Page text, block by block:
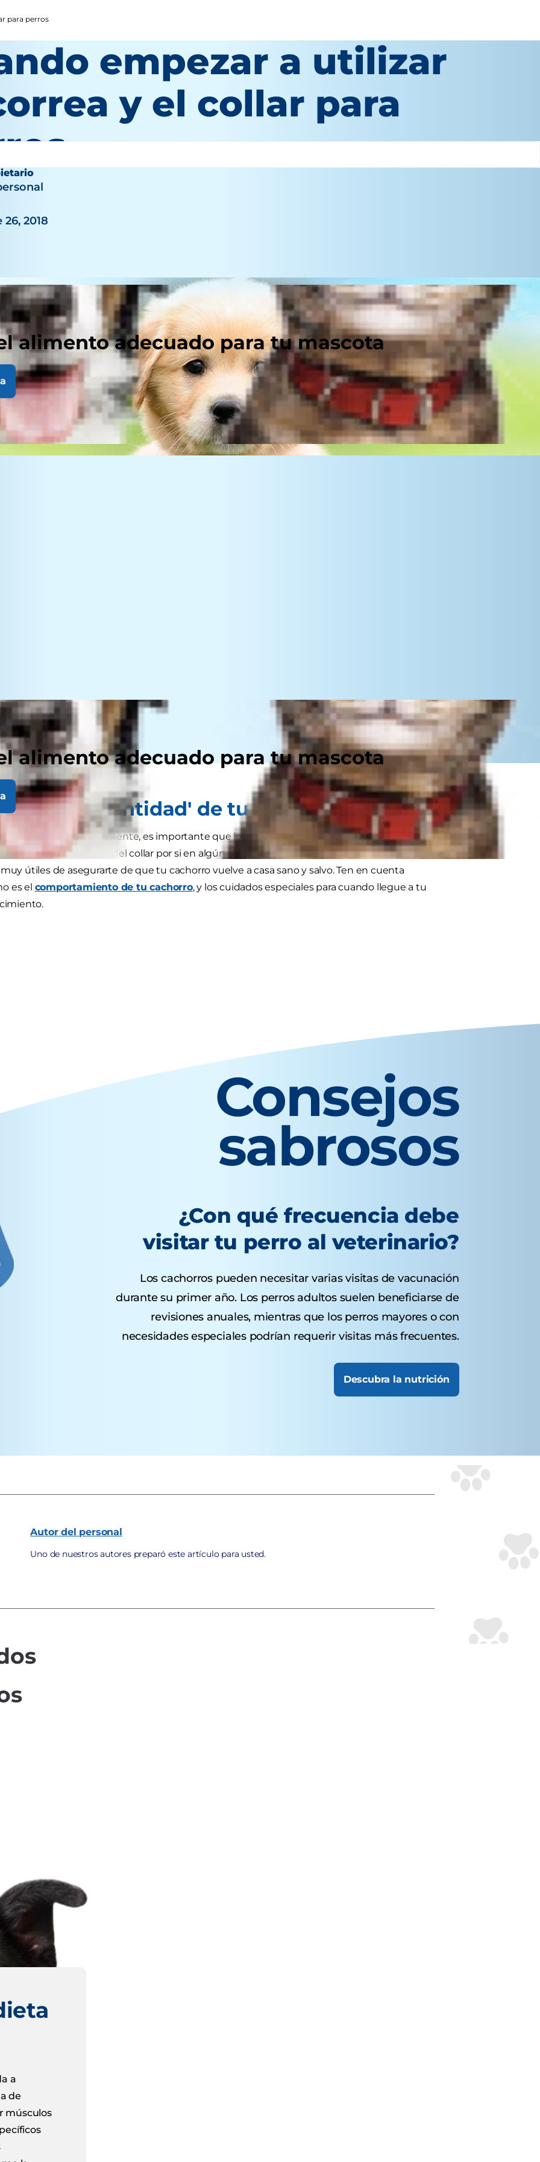
alimento adecuado para tu mascota
alimento adecuado para tu mascota
para perros
empezar a utilizar
y el collar para
2018
de identidad' de tu cachorro
mencionado anteriormente, es importante que los cachorros lleven una placa de
con tus datos colgada del collar por si en algún momento se pierde. Pero también, existen
útiles de asegurarte de que tu cachorro vuelve a casa sano y salvo. Ten en cuenta
es el comportamiento de tu cachorro, y los cuidados especiales para cuando llegue a tu
Consejos
sabrosos
¿Con qué frecuencia debe
visitar tu perro al veterinario?
Los cachorros pueden necesitar varias visitas de vacunación
durante su primer año. Los perros adultos suelen beneficiarse de
revisiones anuales, mientras que los perros mayores o con
necesidades especiales podrían requerir visitas más frecuentes.
Descubra la nutrición
Autor del personal
Uno de nuestros autores preparó este artículo para usted.
a
de
músculos